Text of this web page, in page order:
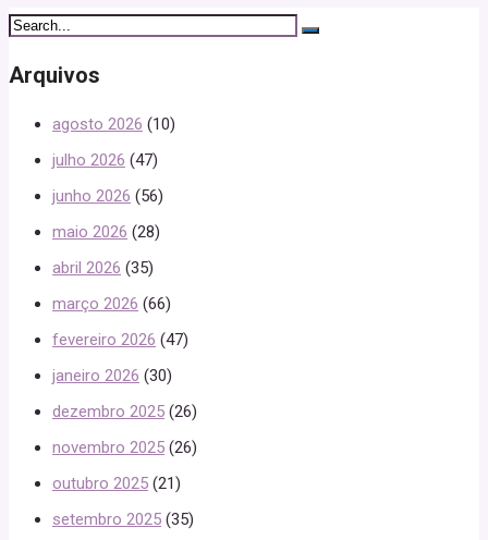
Arquivos
agosto 2026 (10)
julho 2026 (47)
junho 2026 (56)
maio 2026 (28)
abril 2026 (35)
março 2026 (66)
fevereiro 2026 (47)
janeiro 2026 (30)
dezembro 2025 (26)
novembro 2025 (26)
outubro 2025 (21)
setembro 2025 (35)